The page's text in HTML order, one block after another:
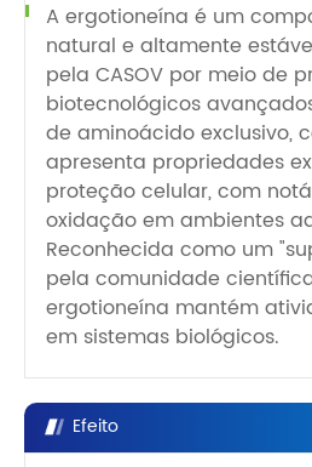
A ergotioneína é um
natural e altamente
pela CASOV por meio de
biotecnológicos
de aminoácido exclusivo,
apresenta propriedades
proteção celular, com
oxidação em ambientes
Reconhecida como um
pela comunidade
ergotioneína mantém
em sistemas biológicos.
Efeito